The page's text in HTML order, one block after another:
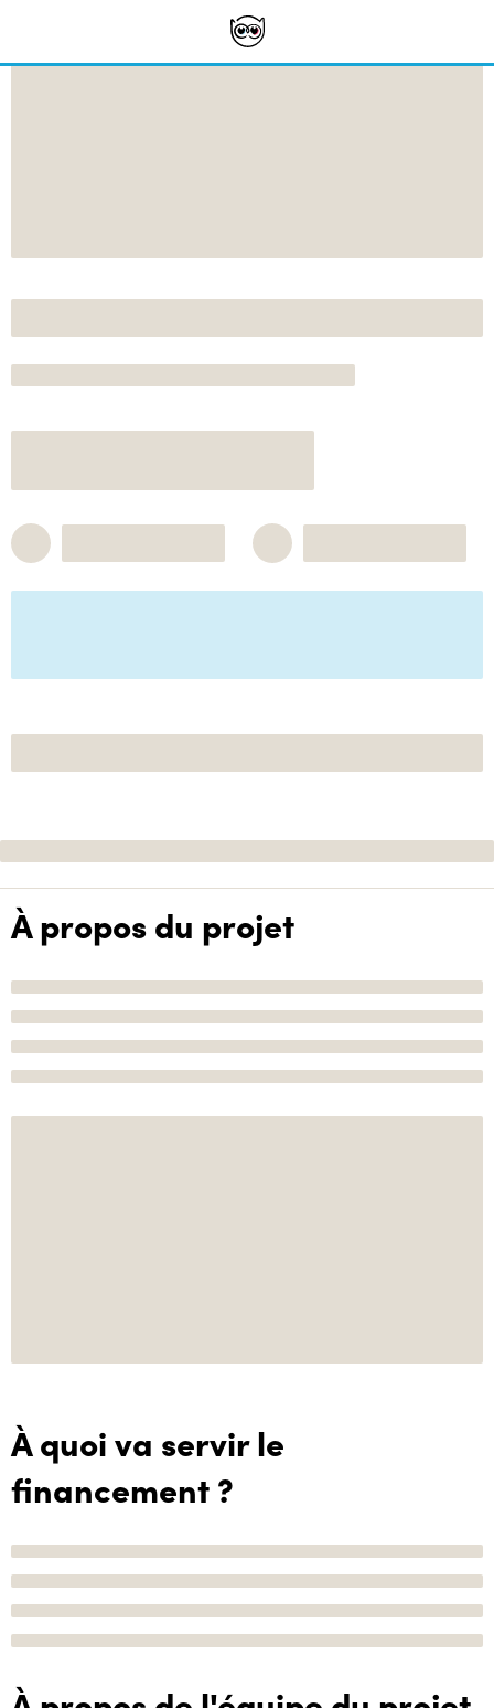
À propos du projet
À quoi va servir le
financement ?